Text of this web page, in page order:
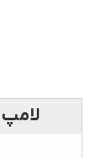
لامپ 10 وات حبابی A60 DOB